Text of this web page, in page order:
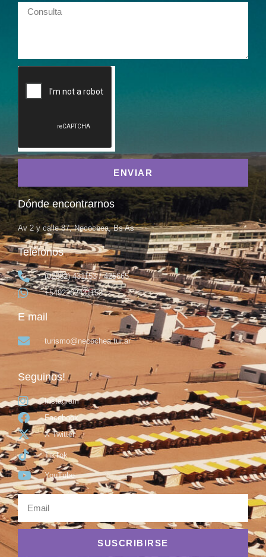
ENVIAR
Dónde encontrarnos
Av 2 y calle 87, Necochea, Bs As
Teléfonos
(02262) 431153 / 425665
+5492262431153
E mail
turismo@necochea.tur.ar
Seguinos!
Instagram
Facebook
X Twitter
TikTok
YouTube
SUSCRIBIRSE